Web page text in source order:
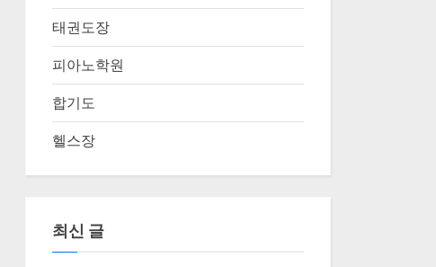
태권도장
피아노학원
합기도
헬스장
최신 글